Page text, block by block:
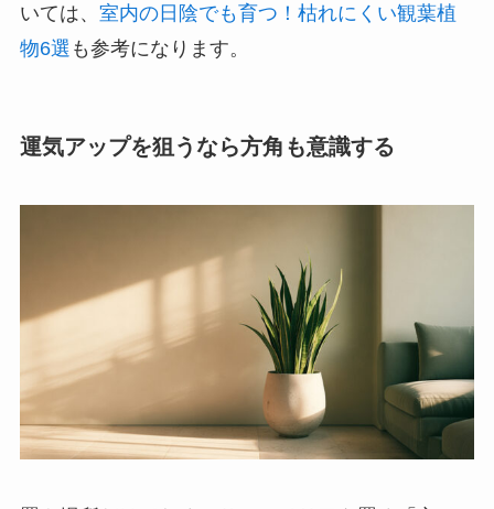
いては、 室内の日陰でも育つ！枯れにくい観葉植
物6選 も参考になります。
運気アップを狙うなら方角も意識する